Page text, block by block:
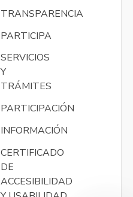
TRANSPARENCIA
PARTICIPA
SERVICIOS
Y
TRÁMITES
PARTICIPACIÓN
INFORMACIÓN
CERTIFICADO
DE
ACCESIBILIDAD